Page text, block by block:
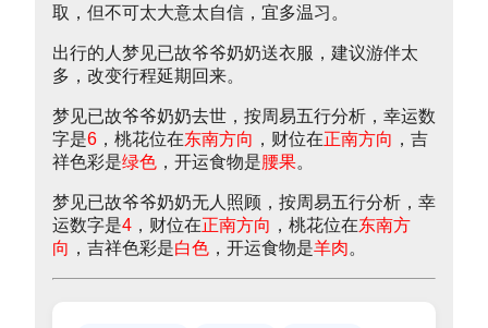
取，但不可太大意太自信，宜多温习。
出行的人梦见已故爷爷奶奶送衣服，建议游伴太
多，改变行程延期回来。
梦见已故爷爷奶奶去世，按周易五行分析，幸运数
字是6 ，桃花位在东南方向 ，财位在正南方向 ，吉
祥色彩是绿色 ，开运食物是腰果。
梦见已故爷爷奶奶无人照顾，按周易五行分析，幸
运数字是4 ，财位在正南方向 ，桃花位在东南方
向 ，吉祥色彩是白色 ，开运食物是羊肉。